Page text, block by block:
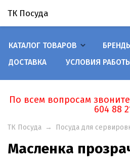
ТК Посуда
КАТАЛОГ ТОВАРОВ
ДОСТАВКА
УСЛОВИЯ
По всем вопросам
604 88
ТК Посуда → Посуда для
Масленка